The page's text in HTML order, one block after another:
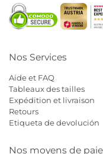
Nos Services
Aide et FAQ
Tableaux des tailles
Expédition et livraison
Retours
Etiqueta de devolución
Nos moyens de